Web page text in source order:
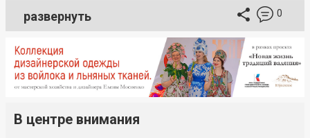
развернуть 0
В центре внимания